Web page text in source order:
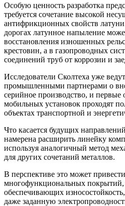
Особую ценность разработка
требуется сочетание высокой
антифрикционных свойств
дорогах латунное напыление
восстановления изношенных
крестовин, а в газопроводных
соединений труб от коррозии и
Исследователи Сколтеха уже
промышленными партнерами о
серийное производство, и
мобильных установок проходят
объектах транспортной и
Что касается будущих
намерена расширить линейку
используя аналогичный метод
для других сочетаний металлов.
В перспективе это может
многофункциональных
обеспечивающих
даже заданную